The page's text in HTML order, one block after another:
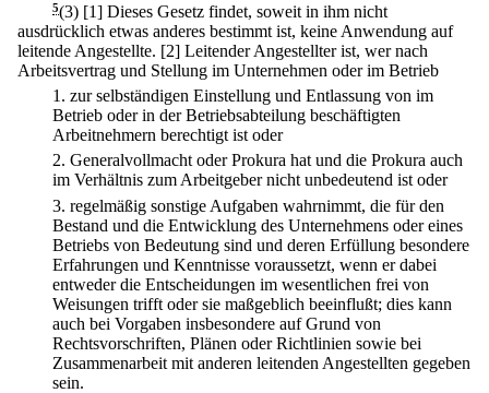
5(3) [1] Dieses Gesetz findet, soweit in ihm nicht
ausdrücklich etwas anderes bestimmt ist, keine Anwendung auf
leitende Angestellte. [2] Leitender Angestellter ist, wer nach
Arbeitsvertrag und Stellung im Unternehmen oder im Betrieb
1. zur selbständigen Einstellung und Entlassung von im
Betrieb oder in der Betriebsabteilung beschäftigten
Arbeitnehmern berechtigt ist oder
2. Generalvollmacht oder Prokura hat und die Prokura auch
im Verhältnis zum Arbeitgeber nicht unbedeutend ist oder
3. regelmäßig sonstige Aufgaben wahrnimmt, die für den
Bestand und die Entwicklung des Unternehmens oder eines
Betriebs von Bedeutung sind und deren Erfüllung besondere
Erfahrungen und Kenntnisse voraussetzt, wenn er dabei
entweder die Entscheidungen im wesentlichen frei von
Weisungen trifft oder sie maßgeblich beeinflußt; dies kann
auch bei Vorgaben insbesondere auf Grund von
Rechtsvorschriften, Plänen oder Richtlinien sowie bei
Zusammenarbeit mit anderen leitenden Angestellten gegeben
sein.